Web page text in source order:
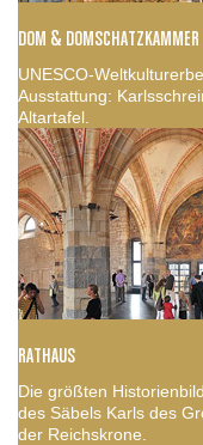
DOM & DOMSCHATZKAMMER
UNESCO-
Ausstattung:
Altartafel.
RATHAUS
Die größten
des Säbels Karls des
der Reichskrone.